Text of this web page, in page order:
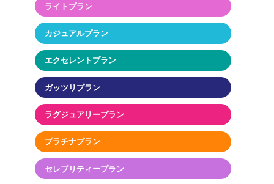
ライトプラン
カジュアルプラン
エクセレントプラン
ガッツリプラン
ラグジュアリープラン
プラチナプラン
セレブリティープラン